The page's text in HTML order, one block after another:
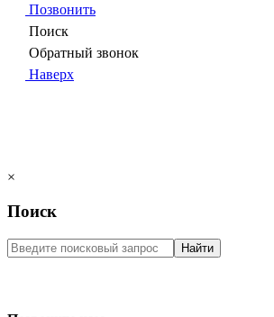
Позвонить
Поиск
Обратный звонок
Наверх
×
Поиск
Найти